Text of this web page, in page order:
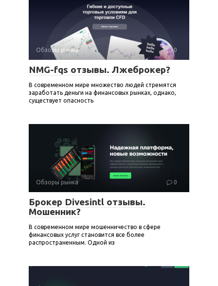
Обзоры рынка 0
NMG-fqs отзывы. Лжеброкер?
В современном мире множество людей стремятся
заработать деньги на финансовых рынках, однако,
существует опасность
Обзоры рынка 0
Брокер Divesintl отзывы.
Мошенник?
В современном мире мошенничество в сфере
финансовых услуг становится все более
распространенным. Одной из